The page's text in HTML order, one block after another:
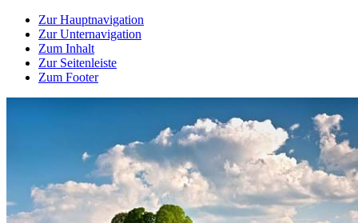
Zur Hauptnavigation
Zur Unternavigation
Zum Inhalt
Zur Seitenleiste
Zum Footer